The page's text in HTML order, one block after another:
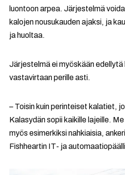
luontoon arpea. Järjestelmä
kalojen nousukauden ajaksi, ja
ja huoltaa.
Järjestelmä ei myöskään edellytä
vastavirtaan perille asti.
– Toisin kuin perinteiset kalatiet,
Kalasydän sopii kaikille lajeille.
myös esimerkiksi nahkiaisia,
Fishheartin IT- ja